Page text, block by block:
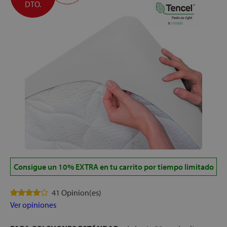
DTO.
Consigue un 10% EXTRA en tu carrito por tiempo limitado
41 Opinion(es)
Ver opiniones